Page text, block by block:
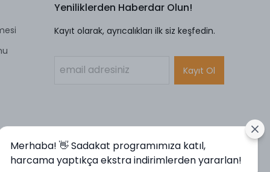
Yeniliklerden Haberdar Olun!
Kayıt olarak, ayrıcalıkları ilk siz keşfedin.
Kayıt Ol
Merhaba! 👋 Sadakat programımıza katıl,
harcama yaptıkça ekstra indirimlerden yararlan!